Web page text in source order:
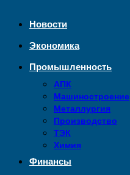
Новости
Экономика
Промышленность
АПК
Машиностроение
Металлургия
Производство
ТЭК
Химия
Финансы